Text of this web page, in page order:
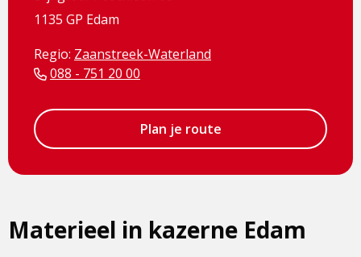
1135 GP Edam
Regio: Zaanstreek-Waterland
088 - 751 20 00
Plan je route
Materieel in kazerne Edam